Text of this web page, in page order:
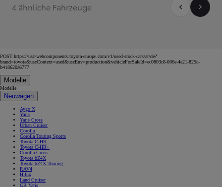
4 ähnliche Fahrzeuge
POST https://usc-webcomponents.toyota-europe.com/v1/used-stock-cars/at/de?
brand=toyota&uscContext=used&uscEnv=production&vehicleForSaleId=ec0803c8-006e-4e21-825c-
b418620a6777
Modelle
Modelle
Neuwagen
Aygo X
Yaris
Yaris Cross
Urban Cruiser
Corolla
Corolla Touring Sports
Toyota C-HR
Toyota C-HR+
Corolla Cross
Toyota bZ4X
Toyota bZ4X Touring
RAV4
Hilux
Land Cruiser
GR Yaris